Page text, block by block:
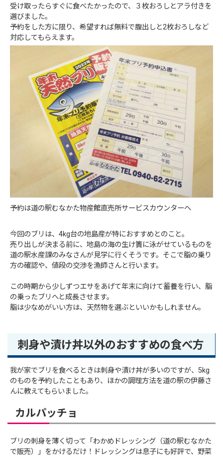
受け取ったらすぐに食べたかったので、３枚おろしとアラ付きを
選びました。
予約をした方に限り、希望すれば無料で腹出しと2枚おろしなど
対応してもらえます。
予約は道の駅むなかた物産館直売所サービスカウンターへ
今回のブリは、4kg台の地島産が特におすすめとのこと。
売り出しが決まる前に、地島の海の生け簀に泳がせているものを
道の駅水産課のみなさんが見学に行くそうです。そこで脂の乗り
方の確認や、値段の交渉を漁師さんと行います。
この時期から少しずつエサをあげて年末に向けて蓄養を行い、脂
の乗ったブリへと成長させます。
脂は少なめがいい方は、天然物を選ぶといいかもしれません。
刺身や漬け丼以外のおすすめの食べ方
我が家でブリを食べるときは刺身や漬け丼が多いのですが、5kg
のものを予約したこともあり、ほかの調理方法を道の駅の伊藤さ
んに教えてもらいました。
カルパッチョ
ブリの刺身を薄く切って「わかめドレッシング（道の駅むなかた
で販売）」をかけるだけ！ドレッシングは息子にも好評で、野菜